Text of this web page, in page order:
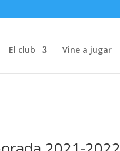
El club Vine a jugar